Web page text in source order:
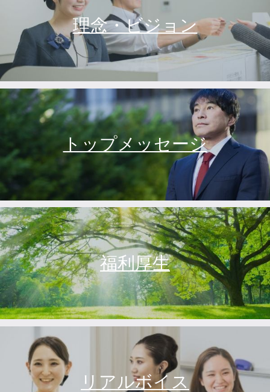
理念・ビジョン
トップメッセージ
福利厚生
リアルボイス